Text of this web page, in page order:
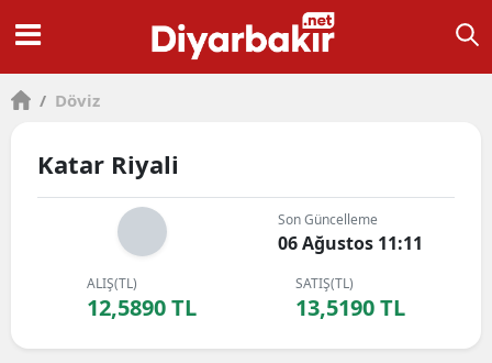
/ Döviz
Katar Riyali
Son Güncelleme
06 Ağustos 11:11
ALIŞ(TL)
12,5890 TL
SATIŞ(TL)
13,5190 TL